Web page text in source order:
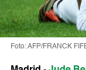
Foto: AFP/FRANCK